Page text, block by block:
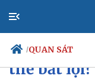
/QUAN SÁT
Sự hiện
ở Kursk
thế bất lợi?